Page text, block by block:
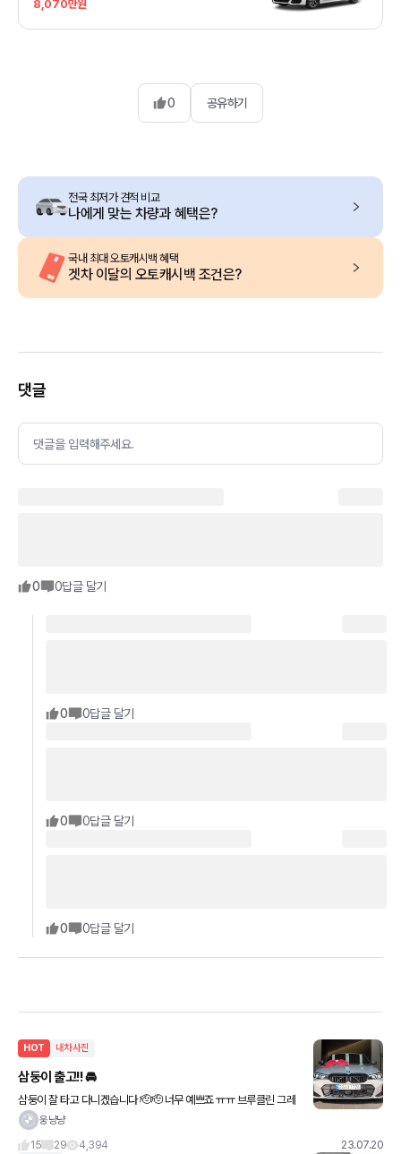
8,070만원
0 공유하기
전국 최저가 견적 비교
나에게 맞는 차량과 혜택은?
국내 최대 오토캐시백 혜택
겟차 이달의 오토캐시백 조건은?
댓글
댓글을 입력해주세요.
0 0답글 달기
0 0답글 달기
0 0답글 달기
0 0답글 달기
HOT 내차사진
삼둥이 출고!! 🚘
삼둥이 잘 타고 다니겠습니다 🫡🫡 너무 예쁘죠 ㅠㅠ 브루클린 그레
이 실물 색감 미쳤습니다 인생 첫차! 스스로에게 주는 취업 선물로 출
웅냥냥
15
29 4,394 23.07.20